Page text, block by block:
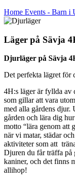
Home Events - Barn i
Läger på Sävja
Djurläger på Sävja
Det perfekta lägret för
4H:s läger är fyllda av
som gillar att vara
med alla gårdens djur.
gården och lära dig
motto “lära genom att
när vi matar, städar
aktiviteter som att
Djuren du får träffa på
kaniner, och det finns
allihop!